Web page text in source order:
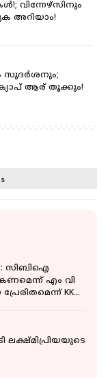
വിന്നേഴ്‌സിനും
അറിയാം!
സുദർശനും;
ആര് തൂക്കും!
സിബിഐ
എം വി
KK